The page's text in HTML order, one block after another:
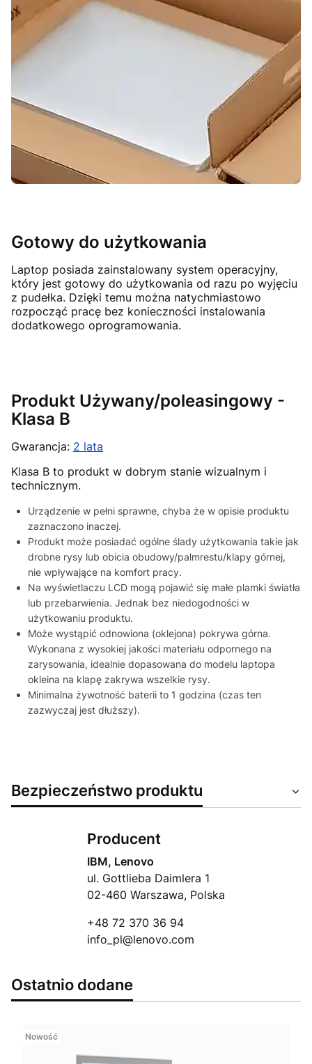
Gotowy do użytkowania
Laptop posiada zainstalowany system operacyjny,
który jest gotowy do użytkowania od razu po wyjęciu
z pudełka. Dzięki temu można natychmiastowo
rozpocząć pracę bez konieczności instalowania
dodatkowego oprogramowania.
Produkt Używany/poleasingowy -
Klasa B
Gwarancja: 2 lata
Klasa B to produkt w dobrym stanie wizualnym i
technicznym.
Urządzenie w pełni sprawne, chyba że w opisie produktu
zaznaczono inaczej.
Produkt może posiadać ogólne ślady użytkowania takie jak
drobne rysy lub obicia obudowy/palmrestu/klapy górnej,
nie wpływające na komfort pracy.
Na wyświetlaczu LCD mogą pojawić się małe plamki światła
lub przebarwienia. Jednak bez niedogodności w
użytkowaniu produktu.
Może wystąpić odnowiona (oklejona) pokrywa górna.
Wykonana z wysokiej jakości materiału odpornego na
zarysowania, idealnie dopasowana do modelu laptopa
okleina na klapę zakrywa wszelkie rysy.
Minimalna żywotność baterii to 1 godzina (czas ten
zazwyczaj jest dłuższy).
Bezpieczeństwo produktu
Producent
IBM, Lenovo
ul. Gottlieba Daimlera 1
02-460 Warszawa, Polska
+48 72 370 36 94
info_pl@lenovo.com
Ostatnio dodane
Nowość